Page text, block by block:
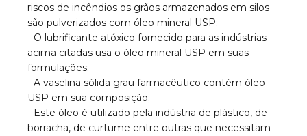
riscos de incêndios os grãos armazenados em silos
são pulverizados com óleo mineral USP;
- O lubrificante atóxico fornecido para as indústrias
acima citadas usa o óleo mineral USP em suas
formulações;
- A vaselina sólida grau farmacêutico contém óleo
USP em sua composição;
- Este óleo é utilizado pela indústria de plástico, de
borracha, de curtume entre outras que necessitam